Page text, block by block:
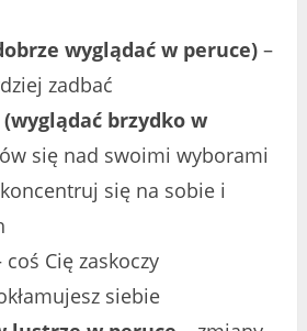
wyglądać w peruce) –
zadbać
brzydko w
się nad swoimi wyborami
się na sobie i
coś Cię zaskoczy
siebie